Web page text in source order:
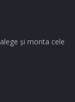
și monta cele